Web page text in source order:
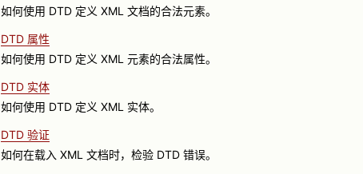
如何使用 DTD 定义 XML 文档的合法元素。
DTD 属性
如何使用 DTD 定义 XML 元素的合法属性。
DTD 实体
如何使用 DTD 定义 XML 实体。
DTD 验证
如何在载入 XML 文档时，检验 DTD 错误。